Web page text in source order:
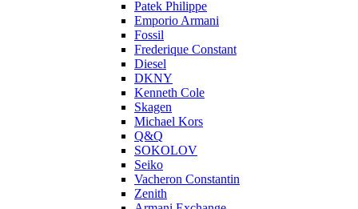
Patek Philippe
Emporio Armani
Fossil
Frederique Constant
Diesel
DKNY
Kenneth Cole
Skagen
Michael Kors
Q&Q
SOKOLOV
Seiko
Vacheron Constantin
Zenith